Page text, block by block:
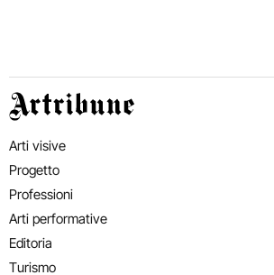
Artribune
Arti visive
Progetto
Professioni
Arti performative
Editoria
Turismo